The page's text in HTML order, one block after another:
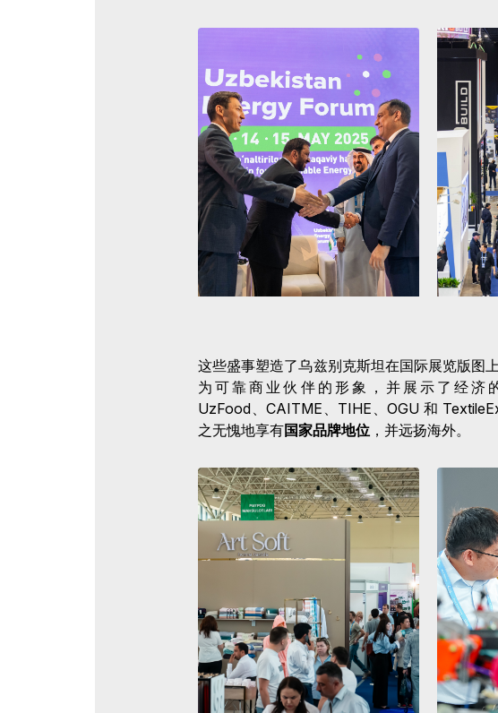
这些盛事塑造了乌兹别克斯坦在国际展览版图
为可靠商业伙伴的形象，并展示了经济
UzFood、CAITME、TIHE、OGU 和
之无愧地享有国家品牌地位 ，并远扬海外。